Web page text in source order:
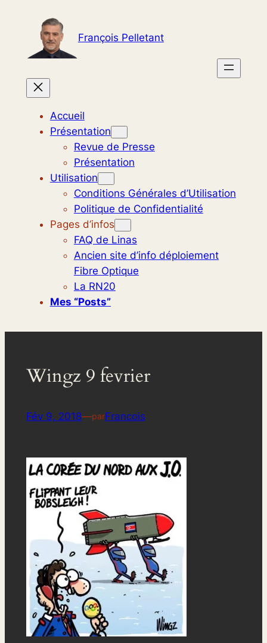
contenu
François Pelletant
Accueil
Présentation
Revue de Presse
Présentation
Utilisation
Conditions Générales d’Utilisation
Politique de Confidentialité
Pages d’infos
FAQ de Linas
Ancien site d’info déploiement
Fibre Optique
La RN20
Mes “posts”
Wingz 9 fevrier
Fév 9, 2018—parFrancois